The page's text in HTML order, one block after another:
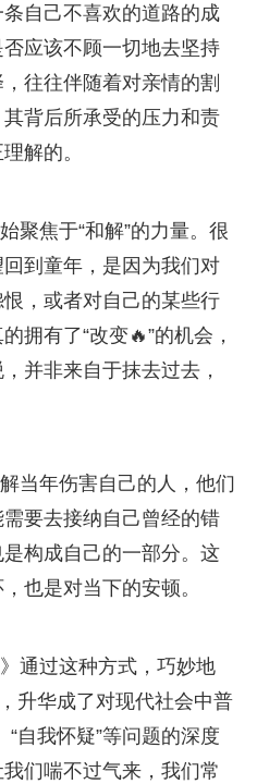
自己不喜欢的道路的成
应该不顾一切地去坚持
往往伴随着对亲情的割
背后所承受的压力和责
解的。
聚焦于“和解”的力量。很
到童年，是因为我们对
，或者对自己的某些行
拥有了“改变🔥”的机会，
并非来自于抹去过去，
当年伤害自己的人，他们
要去接纳自己曾经的错
构成自己的一部分。这
也是对当下的安顿。
通过这种方式，巧妙地
升华成了对现代社会中普
“自我怀疑”等问题的深度
们喘不过气来，我们常